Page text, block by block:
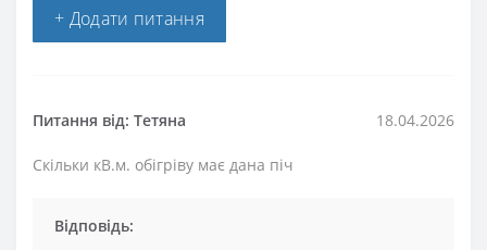
+ Додати питання
Питання від: Тетяна 18.04.2026
Скільки кВ.м. обігріву має дана піч
Відповідь: